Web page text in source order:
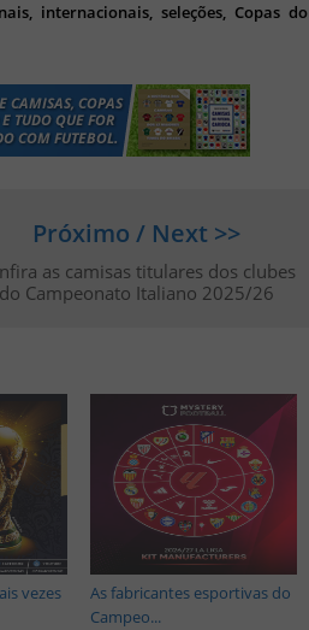
internacionais, seleções, Copas do
Próximo / Next >>
as camisas titulares dos clubes
do Campeonato Italiano 2025/26
As fabricantes esportivas do
Campeo...
vezes